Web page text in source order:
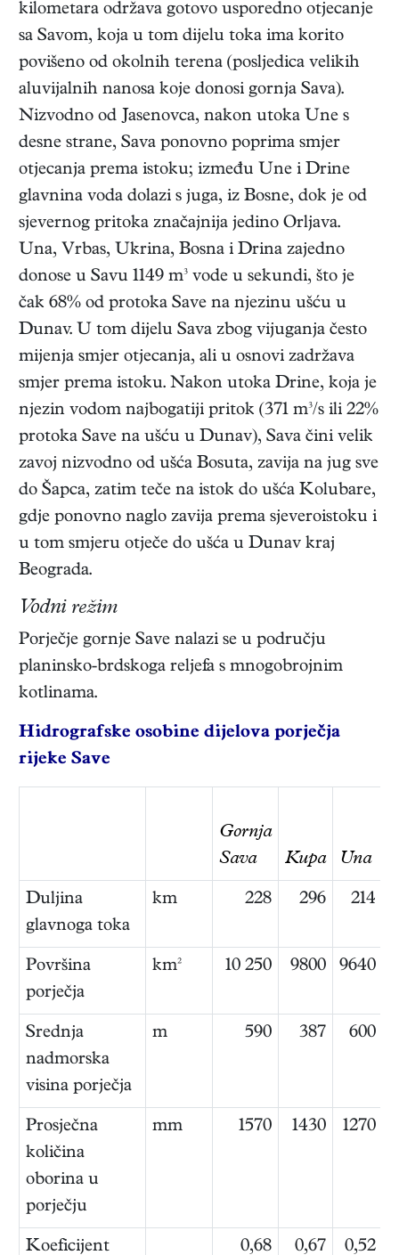
kilometara održava gotovo usporedno otjecanje
sa Savom, koja u tom dijelu toka ima korito
povišeno od okolnih terena (posljedica velikih
aluvijalnih nanosa koje donosi gornja Sava).
Nizvodno od Jasenovca, nakon utoka Une s
desne strane, Sava ponovno poprima smjer
otjecanja prema istoku; između Une i Drine
glavnina voda dolazi s juga, iz Bosne, dok je od
sjevernog pritoka značajnija jedino Orljava.
Una, Vrbas, Ukrina, Bosna i Drina zajedno
donose u Savu 1149 m³ vode u sekundi, što je
čak 68% od protoka Save na njezinu ušću u
Dunav. U tom dijelu Sava zbog vijuganja često
mijenja smjer otjecanja, ali u osnovi zadržava
smjer prema istoku. Nakon utoka Drine, koja je
njezin vodom najbogatiji pritok (371 m³/s ili 22%
protoka Save na ušću u Dunav), Sava čini velik
zavoj nizvodno od ušća Bosuta, zavija na jug sve
do Šapca, zatim teče na istok do ušća Kolubare,
gdje ponovno naglo zavija prema sjeveroistoku i
u tom smjeru otječe do ušća u Dunav kraj
Beograda.
Vodni režim
Porječje gornje Save nalazi se u području
planinsko-brdskoga reljefa s mnogobrojnim
kotlinama.
Hidrografske osobine dijelova porječja
rijeke Save
Gornja
Sava
Kupa Una
Duljina
glavnoga toka
km 228 296 214
Površina
porječja
km² 10 250 9800 9640
Srednja
nadmorska
visina porječja
m 590 387 600
Prosječna
količina
oborina u
porječju
mm 1570 1430 1270
Koeficijent 0,68 0,67 0,52